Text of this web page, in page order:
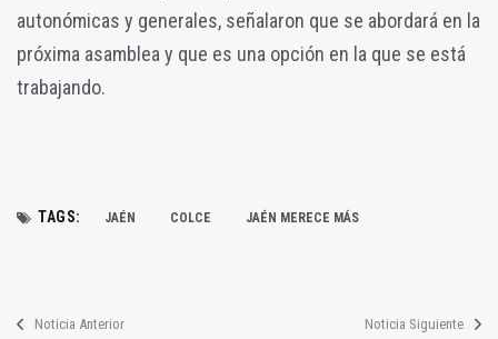
autonómicas y generales, señalaron que se abordará en la
próxima asamblea y que es una opción en la que se está
trabajando.
TAGS: JAÉN COLCE JAÉN MERECE MÁS
Noticia Anterior Noticia Siguiente